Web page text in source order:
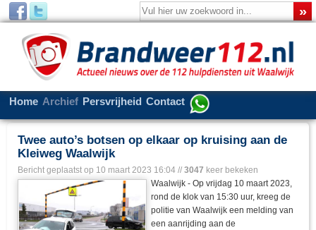
Home Archief Persvrijheid Contact
Twee auto’s botsen op elkaar op kruising aan de
Kleiweg Waalwijk
Bericht geplaatst op 10 maart 2023 16:04 // 3047 keer bekeken
Waalwijk - Op vrijdag 10 maart 2023,
rond de klok van 15:30 uur, kreeg de
politie van Waalwijk een melding van
een aanrijding aan de